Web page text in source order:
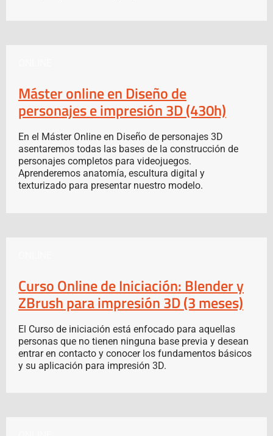
Máster online en Diseño de
personajes e impresión 3D (430h)
En el Máster Online en Diseño de personajes 3D
asentaremos todas las bases de la construcción de
personajes completos para videojuegos.
Aprenderemos anatomía, escultura digital y
texturizado para presentar nuestro modelo.
Curso Online de Iniciación: Blender y
ZBrush para impresión 3D (3 meses)
El Curso de iniciación está enfocado para aquellas
personas que no tienen ninguna base previa y desean
entrar en contacto y conocer los fundamentos básicos
y su aplicación para impresión 3D.